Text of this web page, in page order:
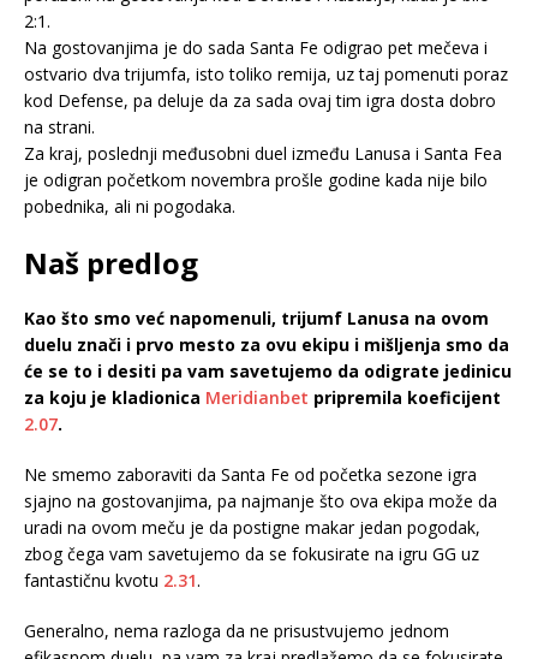
2:1.
Na gostovanjima je do sada Santa Fe odigrao pet mečeva i
ostvario dva trijumfa, isto toliko remija, uz taj pomenuti poraz
kod Defense, pa deluje da za sada ovaj tim igra dosta dobro
na strani.
Za kraj, poslednji međusobni duel između Lanusa i Santa Fea
je odigran početkom novembra prošle godine kada nije bilo
pobednika, ali ni pogodaka.
Naš predlog
Kao što smo već napomenuli, trijumf Lanusa na ovom
duelu znači i prvo mesto za ovu ekipu i mišljenja smo da
će se to i desiti pa vam savetujemo da odigrate jedinicu
za koju je kladionica Meridianbet pripremila koeficijent
2.07.
Ne smemo zaboraviti da Santa Fe od početka sezone igra
sjajno na gostovanjima, pa najmanje što ova ekipa može da
uradi na ovom meču je da postigne makar jedan pogodak,
zbog čega vam savetujemo da se fokusirate na igru GG uz
fantastičnu kvotu 2.31.
Generalno, nema razloga da ne prisustvujemo jednom